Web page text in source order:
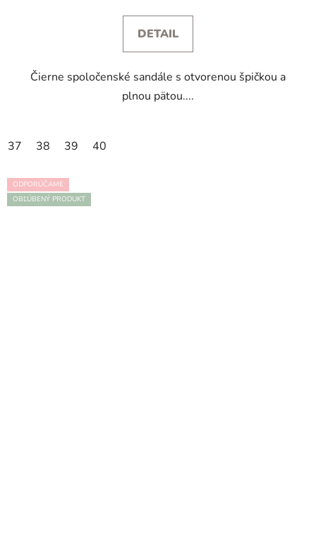
DETAIL
Čierne spoločenské sandále s otvorenou špičkou a
plnou pätou....
37 38 39 40
ODPORÚČAME
OBĽÚBENÝ PRODUKT